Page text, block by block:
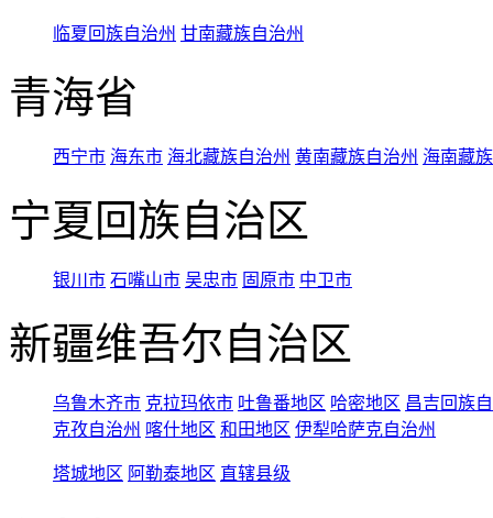
临夏回族自治州 甘南藏族自治州
青海省
西宁市 海东市 海北藏族自治州 黄南藏族自治州 海南藏
宁夏回族自治区
银川市 石嘴山市 吴忠市 固原市 中卫市
新疆维吾尔自治区
乌鲁木齐市 克拉玛依市 吐鲁番地区 哈密地区 昌吉回族
克孜自治州 喀什地区 和田地区 伊犁哈萨克自治州
塔城地区 阿勒泰地区 直辖县级